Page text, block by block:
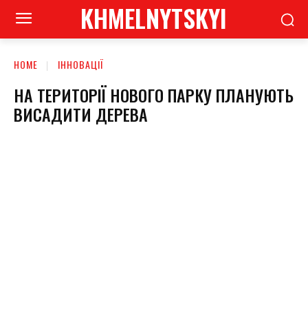
KHMELNYTSKYI
HOME ІННОВАЦІЇ
НА ТЕРИТОРІЇ НОВОГО ПАРКУ ПЛАНУЮТЬ
ВИСАДИТИ ДЕРЕВА